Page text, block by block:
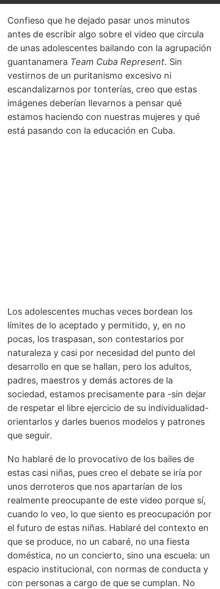
Confieso que he dejado pasar unos minutos
antes de escribir algo sobre el video que circula
de unas adolescentes bailando con la agrupación
guantanamera Team Cuba Represent. Sin
vestirnos de un puritanismo excesivo ni
escandalizarnos por tonterías, creo que estas
imágenes deberían llevarnos a pensar qué
estamos haciendo con nuestras mujeres y qué
está pasando con la educación en Cuba.
Los adolescentes muchas veces bordean los
límites de lo aceptado y permitido, y, en no
pocas, los traspasan, son contestarios por
naturaleza y casi por necesidad del punto del
desarrollo en que se hallan, pero los adultos,
padres, maestros y demás actores de la
sociedad, estamos precisamente para -sin dejar
de respetar el libre ejercicio de su individualidad-
orientarlos y darles buenos modelos y patrones
que seguir.
No hablaré de lo provocativo de los bailes de
estas casi niñas, pues creo el debate se iría por
unos derroteros que nos apartarían de los
realmente preocupante de este video porque sí,
cuando lo veo, lo que siento es preocupación por
el futuro de estas niñas. Hablaré del contexto en
que se produce, no un cabaré, no una fiesta
doméstica, no un concierto, sino una escuela: un
espacio institucional, con normas de conducta y
con personas a cargo de que se cumplan. No